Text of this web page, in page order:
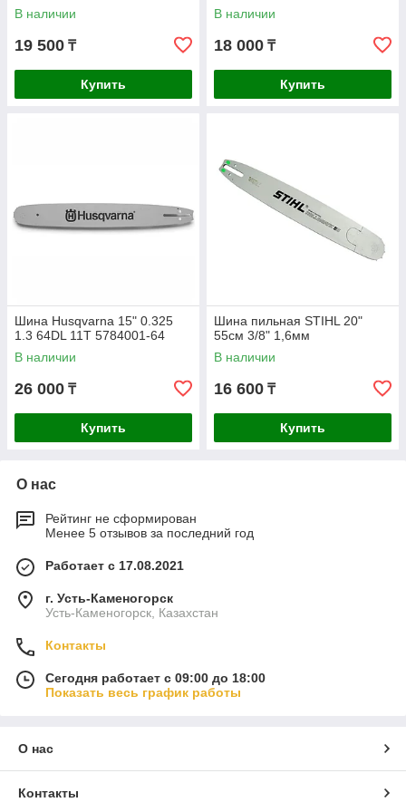
В наличии
19 500 ₸
Купить
В наличии
18 000 ₸
Купить
Шина Husqvarna 15" 0.325
1.3 64DL 11T 5784001-64
В наличии
26 000 ₸
Купить
Шина пильная STIHL 20"
55см 3/8" 1,6мм
В наличии
16 600 ₸
Купить
О нас
Рейтинг не сформирован
Менее 5 отзывов за последний год
Работает с 17.08.2021
г. Усть-Каменогорск
Усть-Каменогорск, Казахстан
Контакты
Сегодня работает с 09:00 до 18:00
Показать весь график работы
О нас
Контакты